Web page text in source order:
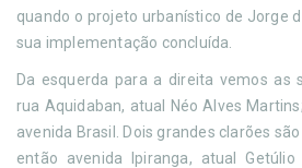
quando o projeto urbanístico de Jorge
sua implementação concluída.
Da esquerda para a direita vemos as
rua Aquidaban, atual Néo Alves
avenida Brasil. Dois grandes clarões
então avenida Ipiranga, atual